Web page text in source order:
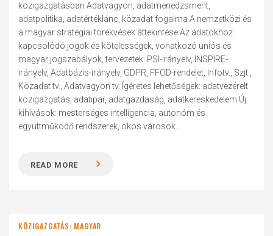
közigazgatásban Adatvagyon, adatmenedzsment,
adatpolitika, adatértéklánc, közadat fogalma A nemzetközi és
a magyar stratégiai törekvések áttekintése Az adatokhoz
kapcsolódó jogok és kötelességek, vonatkozó uniós és
magyar jogszabályok, tervezetek: PSI-irányelv, INSPIRE-
irányelv, Adatbázis-irányelv, GDPR, FFOD-rendelet, Infotv., Szjt.,
Közadat tv., Adatvagyon tv. Ígéretes lehetőségek: adatvezérelt
közigazgatás, adatipar, adatgazdaság, adatkereskedelem Új
kihívások: mesterséges intelligencia, autonóm és
együttműködő rendszerek, okos városok...
READ MORE
KÖZIGAZGATÁS: MAGYAR